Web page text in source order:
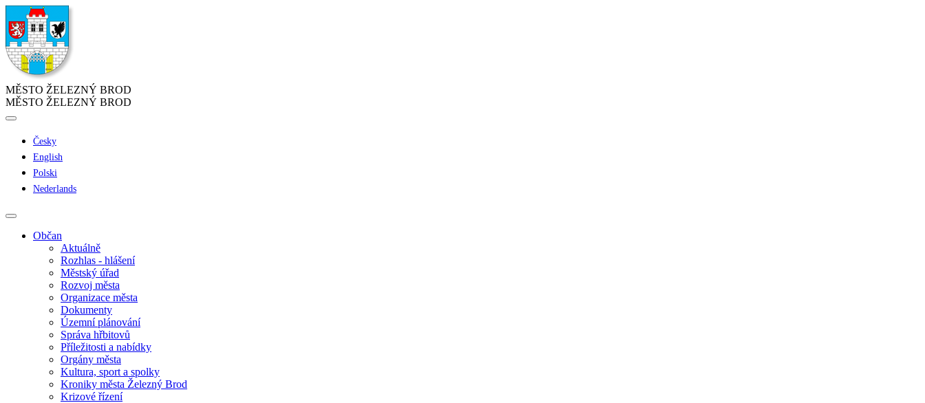
MĚSTO ŽELEZNÝ BROD
MĚSTO ŽELEZNÝ BROD
Česky
English
Polski
Nederlands
Občan
Aktuálně
Rozhlas - hlášení
Městský úřad
Rozvoj města
Organizace města
Dokumenty
Územní plánování
Správa hřbitovů
Příležitosti a nabídky
Orgány města
Kultura, sport a spolky
Kroniky města Železný Brod
Krizové řízení